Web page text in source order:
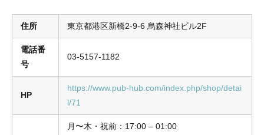
住所 東京都港区新橋2-9-6 烏森神社ビル2F
電話番
号
03-5157-1182
HP
https://www.pub-hub.com/index.php/shop/detai
l/71
月〜木・祝前：17:00 – 01:00